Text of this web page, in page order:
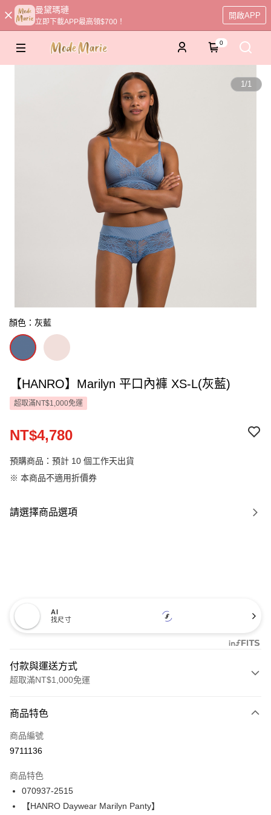
曼黛瑪璉
立即下載APP最高領$700！
開啟APP
0
1/1
顏色：灰藍
【HANRO】Marilyn 平口內褲 XS-L(灰藍)
超取滿NT$1,000免運
NT$4,780
預購商品：預計 10 個工作天出貨
※ 本商品不適用折價券
請選擇商品選項
AI
找尺寸
付款與運送方式
超取滿NT$1,000免運
信用卡一次付款
信用卡分期付款
合作金庫商業銀行
華南商業銀行
上海商業儲蓄銀行
台北富邦商業銀行
Apple Pay
商品特色
商品編號
9711136
商品特色
070937-2515
【HANRO Daywear Marilyn Panty】